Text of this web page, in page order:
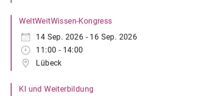
WeltWeitWissen-Kongress
14 Sep. 2026 - 16 Sep. 2026
11:00 - 14:00
Lübeck
KI und Weiterbildung